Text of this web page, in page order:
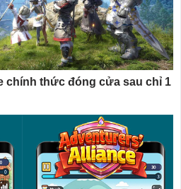
chính thức đóng cửa sau chỉ 1